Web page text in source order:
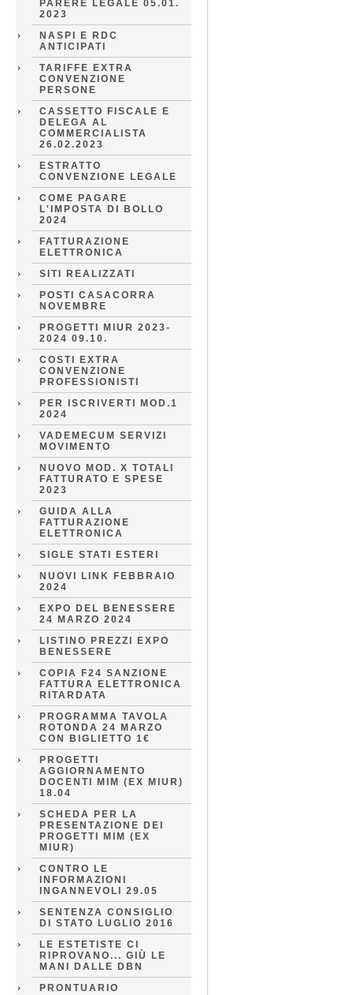
PARERE LEGALE 05.01.
2023
NASPI E RDC
ANTICIPATI
TARIFFE EXTRA
CONVENZIONE
PERSONE
CASSETTO FISCALE E
DELEGA AL
COMMERCIALISTA
26.02.2023
ESTRATTO
CONVENZIONE LEGALE
COME PAGARE
L'IMPOSTA DI BOLLO
2024
FATTURAZIONE
ELETTRONICA
SITI REALIZZATI
POSTI CASACORRA
NOVEMBRE
PROGETTI MIUR 2023-
2024 09.10.
COSTI EXTRA
CONVENZIONE
PROFESSIONISTI
PER ISCRIVERTI MOD.1
2024
VADEMECUM SERVIZI
MOVIMENTO
NUOVO MOD. X TOTALI
FATTURATO E SPESE
2023
GUIDA ALLA
FATTURAZIONE
ELETTRONICA
SIGLE STATI ESTERI
NUOVI LINK FEBBRAIO
2024
EXPO DEL BENESSERE
24 MARZO 2024
LISTINO PREZZI EXPO
BENESSERE
COPIA F24 SANZIONE
FATTURA ELETTRONICA
RITARDATA
PROGRAMMA TAVOLA
ROTONDA 24 MARZO
CON BIGLIETTO 1€
PROGETTI
AGGIORNAMENTO
DOCENTI MIM (EX MIUR)
18.04
SCHEDA PER LA
PRESENTAZIONE DEI
PROGETTI MIM (EX
MIUR)
CONTRO LE
INFORMAZIONI
INGANNEVOLI 29.05
SENTENZA CONSIGLIO
DI STATO LUGLIO 2016
LE ESTETISTE CI
RIPROVANO... GIÙ LE
MANI DALLE DBN
PRONTUARIO